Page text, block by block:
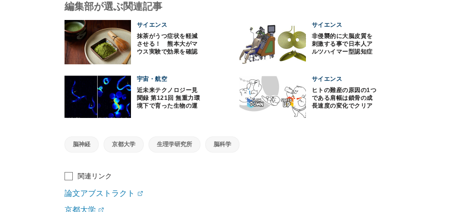
編集部が選ぶ関連記事
サイエンス
抹茶がうつ症状を軽減
させる！ 熊本大がマ
ウス実験で効果を確認
サイエンス
非侵襲的に大脳皮質を
刺激する事で日本人ア
ルツハイマー型認知症
宇宙・航空
近未来テクノロジー見
聞録 第121回 無重力環
境下で育った生物の運
サイエンス
ヒトの難産の原因の1つ
である肩幅は鎖骨の成
長速度の変化でクリア
脳神経 京都大学 生理学研究所 脳科学
関連リンク
論文アブストラクト
京都大学